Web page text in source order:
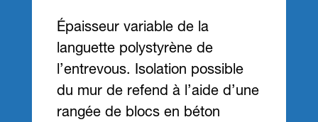
Épaisseur variable de la
languette polystyrène de
l’entrevous. Isolation possible
du mur de refend à l’aide d’une
rangée de blocs en béton